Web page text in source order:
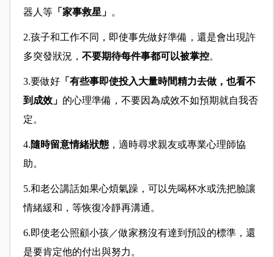
器人等「家事救星」 。
2.孩子和工作不同，即使事先做好準備，還是會出現許
多突發狀況， 不要期待每件事都可以被掌控。
3.要做好「有些事即使投入大量時間精力去做，也看不
到成效」 的心理準備，不要因為成效不如預期就自我否
定。
4.隨時留意情緒狀態，適時尋求親友或專業心理師協
助。
5.和老公講話如果心煩氣躁，可以先喝杯水或洗把臉讓
情緒緩和，等恢復冷靜再溝通。
6.即使老公照顧小孩／做家務沒有達到預設的標準，還
是要肯定他的付出與努力。